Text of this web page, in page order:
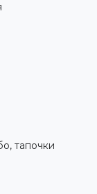
тапочки